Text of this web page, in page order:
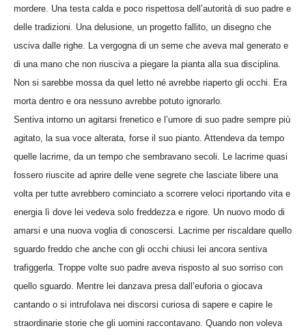
mordere. Una testa calda e poco rispettosa dell’autorità di suo padre e
delle tradizioni. Una delusione, un progetto fallito, un disegno che
usciva dalle righe. La vergogna di un seme che aveva mal generato e
di una mano che non riusciva a piegare la pianta alla sua disciplina.
Non si sarebbe mossa da quel letto né avrebbe riaperto gli occhi. Era
morta dentro e ora nessuno avrebbe potuto ignorarlo.
Sentiva intorno un agitarsi frenetico e l’umore di suo padre sempre più
agitato, la sua voce alterata, forse il suo pianto. Attendeva da tempo
quelle lacrime, da un tempo che sembravano secoli. Le lacrime quasi
fossero riuscite ad aprire delle vene segrete che lasciate libere una
volta per tutte avrebbero cominciato a scorrere veloci riportando vita e
energia lì dove lei vedeva solo freddezza e rigore. Un nuovo modo di
amarsi e una nuova voglia di conoscersi. Lacrime per riscaldare quello
sguardo freddo che anche con gli occhi chiusi lei ancora sentiva
trafiggerla. Troppe volte suo padre aveva risposto al suo sorriso con
quello sguardo. Mentre lei danzava presa dall’euforia o giocava
cantando o si intrufolava nei discorsi curiosa di sapere e capire le
straordinarie storie che gli uomini raccontavano. Quando non voleva